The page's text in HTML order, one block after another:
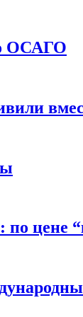
ОСАГО
по цене